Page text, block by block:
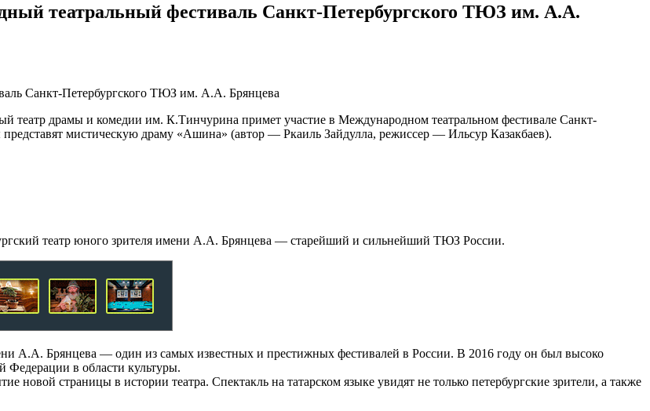
театральный фестиваль Санкт-Петербургского ТЮЗ им. А.А.
театр драмы и комедии им. К.Тинчурина примет участие в Международном театральном фестивале Санкт-
мистическую драму «Ашина» (автор — Ркаиль Зайдулла, режиссер — Ильсур Казакбаев).
театр юного зрителя имени А.А. Брянцева — старейший и сильнейший ТЮЗ России.
А.А. Брянцева — один из самых известных и престижных фестивалей в России. В 2016 году он был высоко
Федерации в области культуры.
новой страницы в истории театра. Спектакль на татарском языке увидят не только петербургские зрители, а также